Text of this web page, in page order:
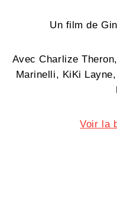
Un film de
Avec Charlize
Marinelli, KiKi
Voir la